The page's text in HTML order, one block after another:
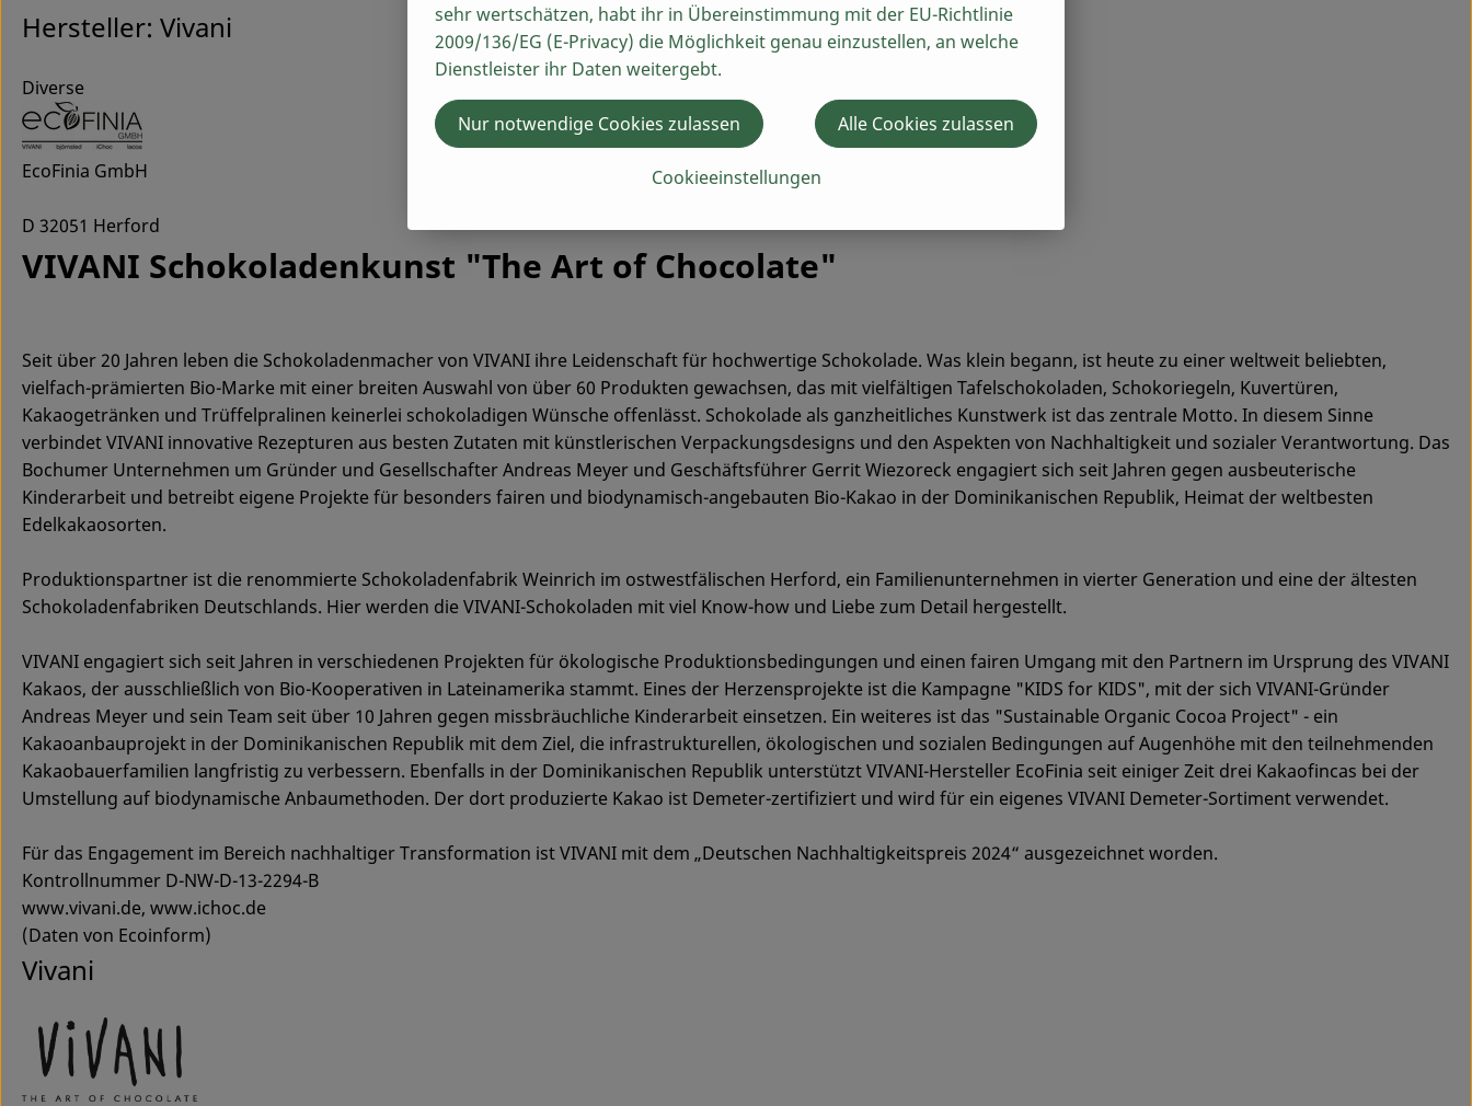
Hersteller: Vivani
Diverse
EcoFinia GmbH
D 32051 Herford
VIVANI Schokoladenkunst "The Art of Chocolate"
Seit über 20 Jahren leben die Schokoladenmacher von VIVANI ihre Leidenschaft für hochwertige Schokolade. Was klein begann, ist heute zu einer weltweit beliebten,
vielfach-prämierten Bio-Marke mit einer breiten Auswahl von über 60 Produkten gewachsen, das mit vielfältigen Tafelschokoladen, Schokoriegeln, Kuvertüren,
Kakaogetränken und Trüffelpralinen keinerlei schokoladigen Wünsche offenlässt. Schokolade als ganzheitliches Kunstwerk ist das zentrale Motto. In diesem Sinne
verbindet VIVANI innovative Rezepturen aus besten Zutaten mit künstlerischen Verpackungsdesigns und den Aspekten von Nachhaltigkeit und sozialer Verantwortung. Das
Bochumer Unternehmen um Gründer und Gesellschafter Andreas Meyer und Geschäftsführer Gerrit Wiezoreck engagiert sich seit Jahren gegen ausbeuterische
Kinderarbeit und betreibt eigene Projekte für besonders fairen und biodynamisch-angebauten Bio-Kakao in der Dominikanischen Republik, Heimat der weltbesten
Edelkakaosorten.
Produktionspartner ist die renommierte Schokoladenfabrik Weinrich im ostwestfälischen Herford, ein Familienunternehmen in vierter Generation und eine der ältesten
Schokoladenfabriken Deutschlands. Hier werden die VIVANI-Schokoladen mit viel Know-how und Liebe zum Detail hergestellt.
VIVANI engagiert sich seit Jahren in verschiedenen Projekten für ökologische Produktionsbedingungen und einen fairen Umgang mit den Partnern im Ursprung des VIVANI
Kakaos, der ausschließlich von Bio-Kooperativen in Lateinamerika stammt. Eines der Herzensprojekte ist die Kampagne "KIDS for KIDS", mit der sich VIVANI-Gründer
Andreas Meyer und sein Team seit über 10 Jahren gegen missbräuchliche Kinderarbeit einsetzen. Ein weiteres ist das "Sustainable Organic Cocoa Project" - ein
Kakaoanbauprojekt in der Dominikanischen Republik mit dem Ziel, die infrastrukturellen, ökologischen und sozialen Bedingungen auf Augenhöhe mit den teilnehmenden
Kakaobauerfamilien langfristig zu verbessern. Ebenfalls in der Dominikanischen Republik unterstützt VIVANI-Hersteller EcoFinia seit einiger Zeit drei Kakaofincas bei der
Umstellung auf biodynamische Anbaumethoden. Der dort produzierte Kakao ist Demeter-zertifiziert und wird für ein eigenes VIVANI Demeter-Sortiment verwendet.
Für das Engagement im Bereich nachhaltiger Transformation ist VIVANI mit dem „Deutschen Nachhaltigkeitspreis 2024“ ausgezeichnet worden.
Kontrollnummer D-NW-D-13-2294-B
www.vivani.de, www.ichoc.de
(Daten von Ecoinform)
Vivani
sehr wertschätzen, habt ihr in Übereinstimmung mit der EU-Richtlinie
2009/136/EG (E-Privacy) die Möglichkeit genau einzustellen, an welche
Dienstleister ihr Daten weitergebt.
Cookieeinstellungen
Nur notwendige Cookies zulassen Alle Cookies zulassen